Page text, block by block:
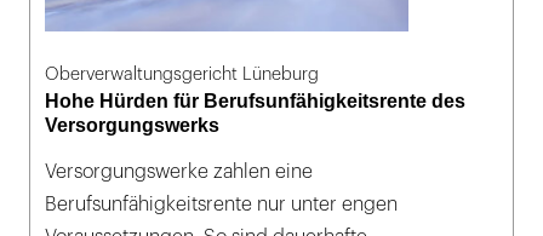
Oberverwaltungsgericht Lüneburg
Hohe Hürden für Berufsunfähigkeitsrente des
Versorgungswerks
Versorgungswerke zahlen eine
Berufsunfähigkeitsrente nur unter engen